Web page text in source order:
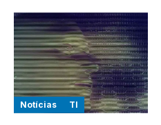
Notícias TI